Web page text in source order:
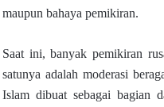
maupun bahaya pemikiran.
Saat ini, banyak pemikiran
satunya adalah moderasi
Islam dibuat sebagai bagian